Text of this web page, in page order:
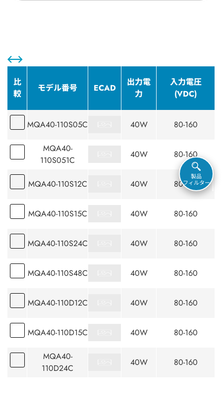
比
較
モデル番号 ECAD
出力電
力
入力電圧
(VDC)
MQA40-110S05C 40W 80-160
MQA40-
110S051C
40W 80-160
MQA40-110S12C 40W 80-160
MQA40-110S15C 40W 80-160
MQA40-110S24C 40W 80-160
MQA40-110S48C 40W 80-160
MQA40-110D12C 40W 80-160
MQA40-110D15C 40W 80-160
MQA40-
110D24C
40W 80-160
製品
フィルター